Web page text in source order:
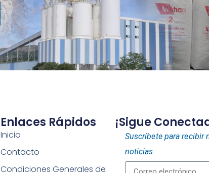
Enlaces Rápidos
Inicio
Contacto
Condiciones Generales de
¡Sigue
Suscríbete para recibir
noticias.